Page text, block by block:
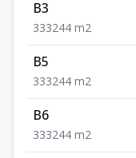
B3
333244 m2
B5
333244 m2
B6
333244 m2